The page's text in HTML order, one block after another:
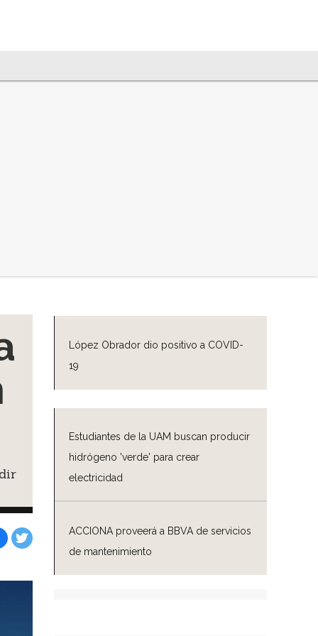
López Obrador dio positivo a COVID-
19
Estudiantes de la UAM buscan producir
hidrógeno 'verde' para crear
electricidad
ACCIONA proveerá a BBVA de servicios
de mantenimiento